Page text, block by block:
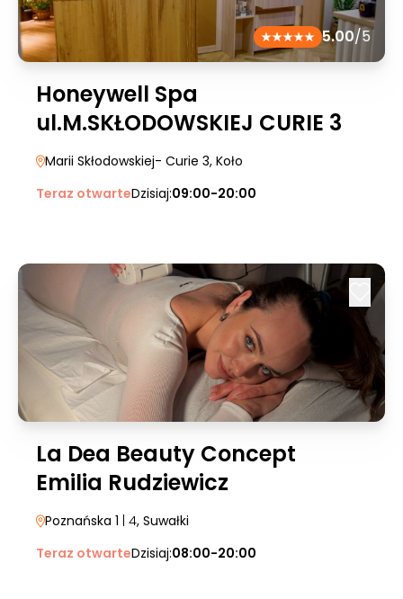
5.00/5
Honeywell Spa
ul.M.SKŁODOWSKIEJ CURIE 3
Marii Skłodowskiej- Curie 3, Koło
Teraz otwarteDzisiaj:09:00-20:00
La Dea Beauty Concept
Emilia Rudziewicz
Poznańska 1 | 4, Suwałki
Teraz otwarteDzisiaj:08:00-20:00